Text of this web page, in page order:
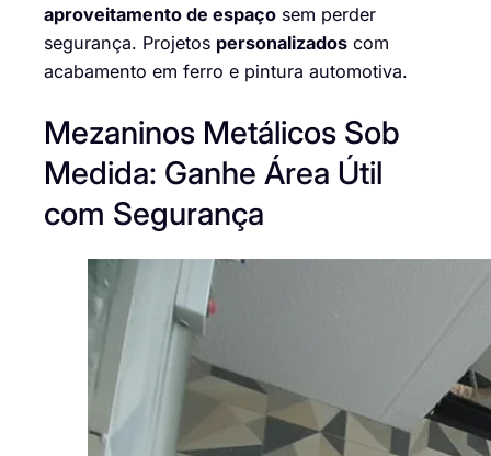
aproveitamento de espaço sem perder
segurança. Projetos personalizados com
acabamento em ferro e pintura automotiva.
Mezaninos Metálicos Sob
Medida: Ganhe Área Útil
com Segurança